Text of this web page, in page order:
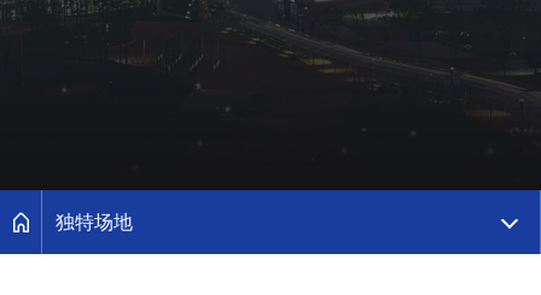
메인으로 独特场地페이지경로 2레벨 메뉴목록 더보기